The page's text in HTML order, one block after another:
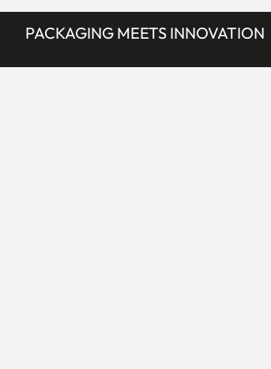
PACKAGING MEETS INNOVATION